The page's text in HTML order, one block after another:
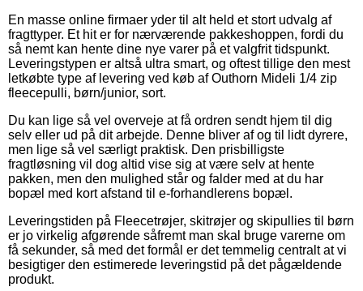
En masse online firmaer yder til alt held et stort udvalg af
fragttyper. Et hit er for nærværende pakkeshoppen, fordi du
så nemt kan hente dine nye varer på et valgfrit tidspunkt.
Leveringstypen er altså ultra smart, og oftest tillige den mest
letkøbte type af levering ved køb af Outhorn Mideli 1/4 zip
fleecepulli, børn/junior, sort.
Du kan lige så vel overveje at få ordren sendt hjem til dig
selv eller ud på dit arbejde. Denne bliver af og til lidt dyrere,
men lige så vel særligt praktisk. Den prisbilligste
fragtløsning vil dog altid vise sig at være selv at hente
pakken, men den mulighed står og falder med at du har
bopæl med kort afstand til e-forhandlerens bopæl.
Leveringstiden på Fleecetrøjer, skitrøjer og skipullies til børn
er jo virkelig afgørende såfremt man skal bruge varerne om
få sekunder, så med det formål er det temmelig centralt at vi
besigtiger den estimerede leveringstid på det pågældende
produkt.